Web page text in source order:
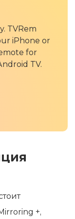
TVRem
iPhone or
for
TV.
+,